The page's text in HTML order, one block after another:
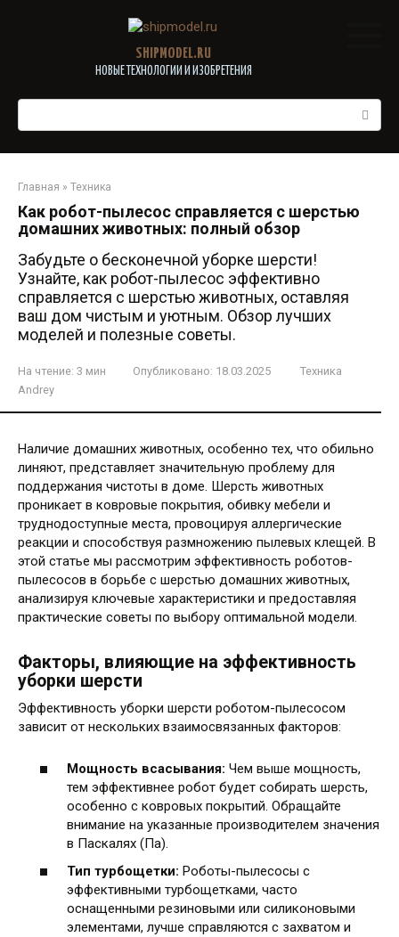
SHIPMODEL.RU
НОВЫЕ ТЕХНОЛОГИИ И ИЗОБРЕТЕНИЯ
Главная » Техника
Как робот-пылесос справляется с шерстью
домашних животных: полный обзор
Забудьте о бесконечной уборке шерсти!
Узнайте, как робот-пылесос эффективно
справляется с шерстью животных, оставляя
ваш дом чистым и уютным. Обзор лучших
моделей и полезные советы.
На чтение: 3 мин Опубликовано: 18.03.2025
Техника
Andrey
Наличие домашних животных, особенно тех, что обильно
линяют, представляет значительную проблему для
поддержания чистоты в доме. Шерсть животных
проникает в ковровые покрытия, обивку мебели и
труднодоступные места, провоцируя аллергические
реакции и способствуя размножению пылевых клещей. В
этой статье мы рассмотрим эффективность роботов-
пылесосов в борьбе с шерстью домашних животных,
анализируя ключевые характеристики и предоставляя
практические советы по выбору оптимальной модели.
Факторы, влияющие на эффективность
уборки шерсти
Эффективность уборки шерсти роботом-пылесосом
зависит от нескольких взаимосвязанных факторов:
Мощность всасывания: Чем выше мощность,
тем эффективнее робот будет собирать шерсть,
особенно с ковровых покрытий. Обращайте
внимание на указанные производителем значения
в Паскалях (Па).
Тип турбощетки: Роботы-пылесосы с
эффективными турбощетками, часто
оснащенными резиновыми или силиконовыми
элементами, лучше справляются с захватом и